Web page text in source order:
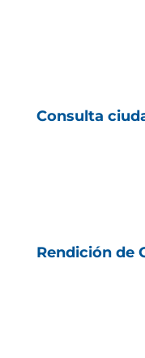
Consulta
Rendición de